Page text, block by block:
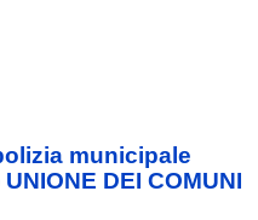
municipale
DEI COMUNI